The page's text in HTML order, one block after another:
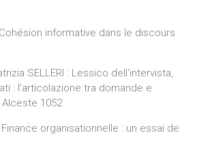
informative dans le discours
SELLERI : Lessico dell'intervista,
: l'articolazione tra domande e
1052
Finance organisationnelle : un essai de